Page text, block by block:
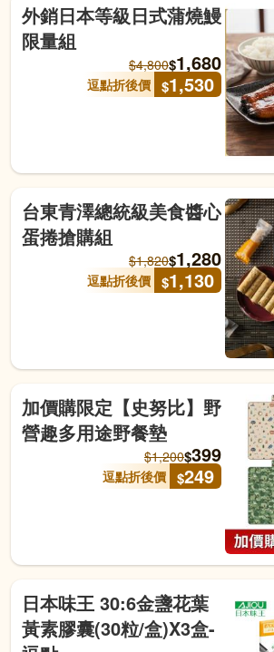
外銷日本等級日式蒲燒鰻
限量組
$4,800$1,680
逗點折後價 $1,530
台東青澤總統級美食醬心
蛋捲搶購組
$1,820$1,280
逗點折後價 $1,130
加價購限定【史努比】野
營趣多用途野餐墊
$1,200$399
逗點折後價 $249
日本味王 30:6金盞花葉
黃素膠囊(30粒/盒)X3盒-